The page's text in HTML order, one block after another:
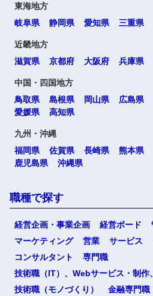
東海地方
岐阜県
静岡県 愛知県 三重県
近畿地方
滋賀県
京都府 大阪府 兵庫県
中国・四国地方
鳥取県
島根県 岡山県 広島県
愛媛県
高知県
九州・沖縄
福岡県
佐賀県 長崎県 熊本県
鹿児島県
沖縄県
職種で探す
経営企画・事業企画 経営ボード
マーケティング
営業 サービス
コンサルタント
専門職
技術職（IT）、Webサービス・制作
技術職（モノづくり）
金融専門職